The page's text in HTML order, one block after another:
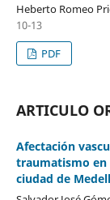
Heberto Romeo
10-13
PDF
ARTICULO
Afectación
traumatismo en
ciudad de